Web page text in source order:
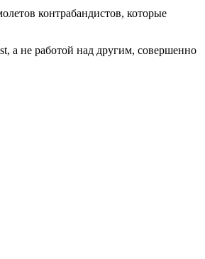
контрабандистов, которые
а не работой над другим, совершенно